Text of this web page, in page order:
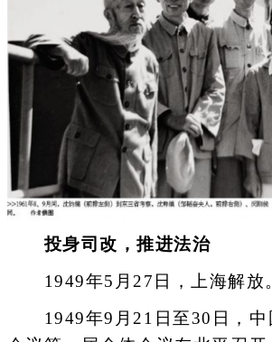
投身司改，推进法治
1949年5月27日，上海解放
1949年9月21日至30日，中